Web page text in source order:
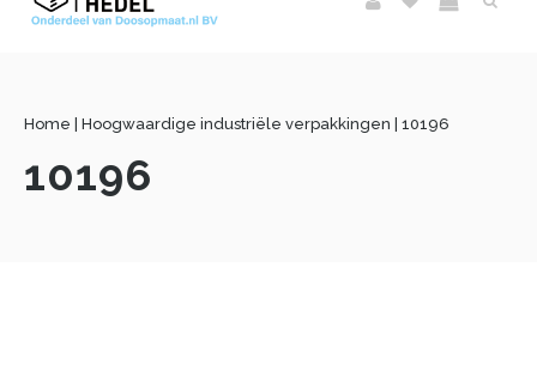
Home Hoogwaardige industriële verpakkingen 10196
10196